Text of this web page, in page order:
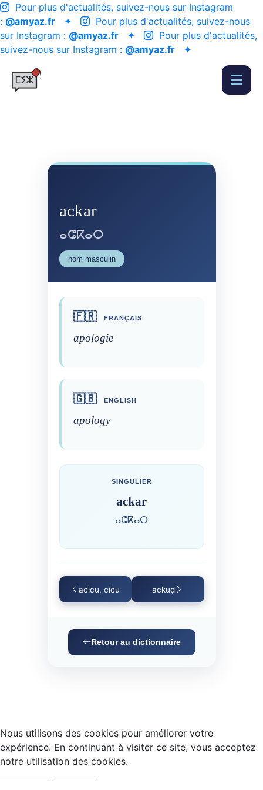
Pour plus d'actualités, suivez-nous sur Instagram
: @amyaz.fr ✦
Pour plus d'actualités, suivez-nous
sur Instagram : @amyaz.fr ✦
Pour plus d'actualités,
suivez-nous sur Instagram : @amyaz.fr ✦
ackar
ⴰⵛⴽⴰⵔ
nom masculin
🇫🇷 FRANÇAIS
apologie
🇬🇧 ENGLISH
apology
SINGULIER
ackar
ⴰⵛⴽⴰⵔ
acicu, cicu ackuḍ
Retour au dictionnaire
Nous utilisons des cookies pour améliorer votre
expérience. En continuant à visiter ce site, vous acceptez
notre utilisation des cookies.